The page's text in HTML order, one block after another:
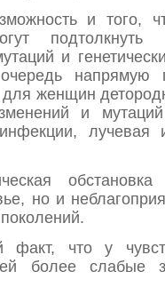
и того,
подтолкнуть
и
напрямую
женщин
и
лучевая
но и
факт, что у
более слабые